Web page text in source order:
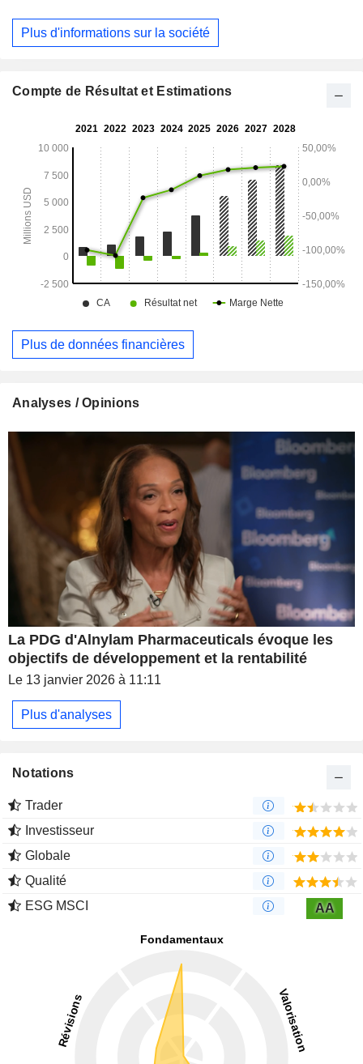
clinique. La répartition géographique du CA est la suivante :
Etats-Unis (69,2%), Europe (21,8%) et autres (9%).
Plus d'informations sur la société
Compte de Résultat et Estimations
Plus de données financières
Analyses / Opinions
La PDG d'Alnylam Pharmaceuticals évoque les
objectifs de développement et la rentabilité
Le 13 janvier 2026 à 11:11
Plus d'analyses
Notations
Trader
Investisseur
Globale
Qualité
ESG MSCI
AA